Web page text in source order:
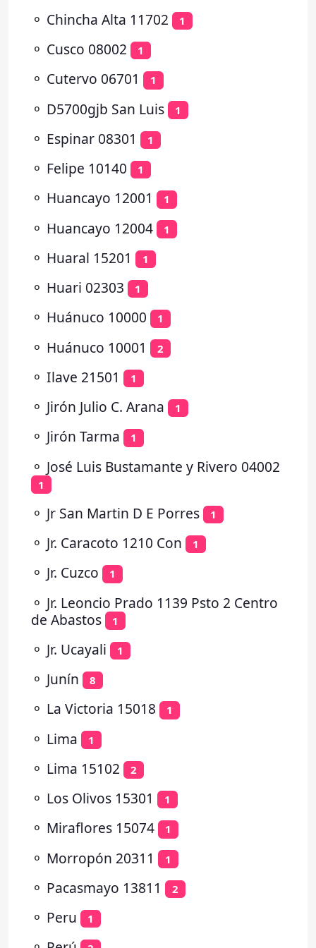
⚬ Chincha Alta 11702 1
⚬ Cusco 08002 1
⚬ Cutervo 06701 1
⚬ D5700gjb San Luis 1
⚬ Espinar 08301 1
⚬ Felipe 10140 1
⚬ Huancayo 12001 1
⚬ Huancayo 12004 1
⚬ Huaral 15201 1
⚬ Huari 02303 1
⚬ Huánuco 10000 1
⚬ Huánuco 10001 2
⚬ Ilave 21501 1
⚬ Jirón Julio C. Arana 1
⚬ Jirón Tarma 1
⚬ José Luis Bustamante y Rivero 04002
1
⚬ Jr San Martin D E Porres 1
⚬ Jr. Caracoto 1210 Con 1
⚬ Jr. Cuzco 1
⚬ Jr. Leoncio Prado 1139 Psto 2 Centro
de Abastos
1
⚬ Jr. Ucayali 1
⚬ Junín 8
⚬ La Victoria 15018 1
⚬ Lima 1
⚬ Lima 15102 2
⚬ Los Olivos 15301 1
⚬ Miraflores 15074 1
⚬ Morropón 20311 1
⚬ Pacasmayo 13811 2
⚬ Peru 1